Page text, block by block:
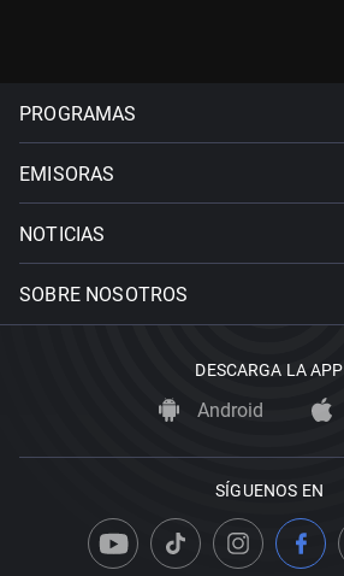
PROGRAMAS
EMISORAS
NOTICIAS
SOBRE NOSOTROS
DESCARGA LA APP
Android
SÍGUENOS EN